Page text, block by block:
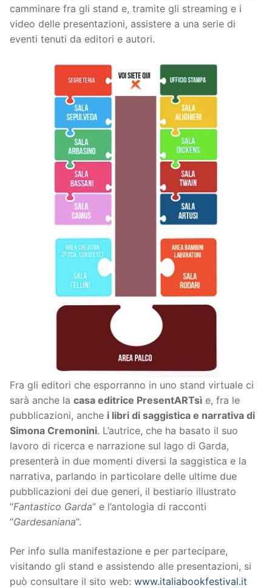
camminare fra gli stand e, tramite gli streaming e i
video delle presentazioni, assistere a una serie di
eventi tenuti da editori e autori.
Fra gli editori che esporranno in uno stand virtuale ci
sarà anche la casa editrice PresentARTsì e, fra le
pubblicazioni, anche i libri di saggistica e narrativa di
Simona Cremonini. L’autrice, che ha basato il suo
lavoro di ricerca e narrazione sul lago di Garda,
presenterà in due momenti diversi la saggistica e la
narrativa, parlando in particolare delle ultime due
pubblicazioni dei due generi, il bestiario illustrato
“Fantastico Garda” e l’antologia di racconti
“Gardesaniana“.
Per info sulla manifestazione e per partecipare,
visitando gli stand e assistendo alle presentazioni, si
può consultare il sito web: www.italiabookfestival.it